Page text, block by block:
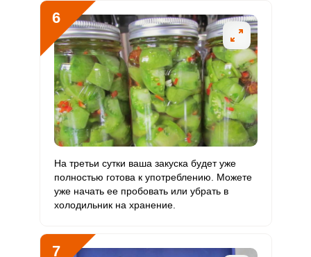
6
На третьи сутки ваша закуска будет уже
полностью готова к употреблению. Можете
уже начать ее пробовать или убрать в
холодильник на хранение.
7